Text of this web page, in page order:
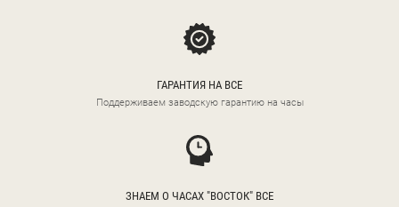
ГАРАНТИЯ НА ВСЕ
Поддерживаем заводскую гарантию на часы
ЗНАЕМ О ЧАСАХ "ВОСТОК" ВСЕ